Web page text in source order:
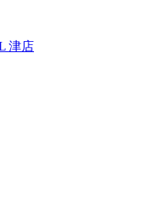
津店